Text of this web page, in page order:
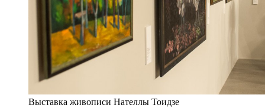
Выставка живописи Нателлы Тоидзе